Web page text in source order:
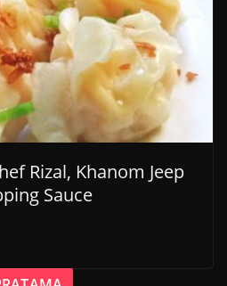
Rizal, Khanom Jeep
Sauce